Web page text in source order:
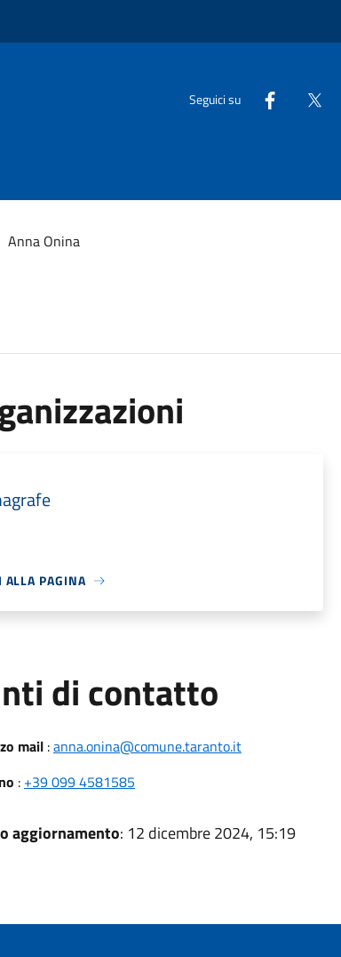
Seguici su
Anna Onina
ALLA PAGINA
di contatto
mail:anna.onina@comune.taranto.it
: +39 099 4581585
aggiornamento: 12 dicembre 2024, 15:19